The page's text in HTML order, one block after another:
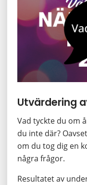
Utvärdering
Vad tyckte du om
du inte där?
om du tog dig en
några frågor.
Resultatet av